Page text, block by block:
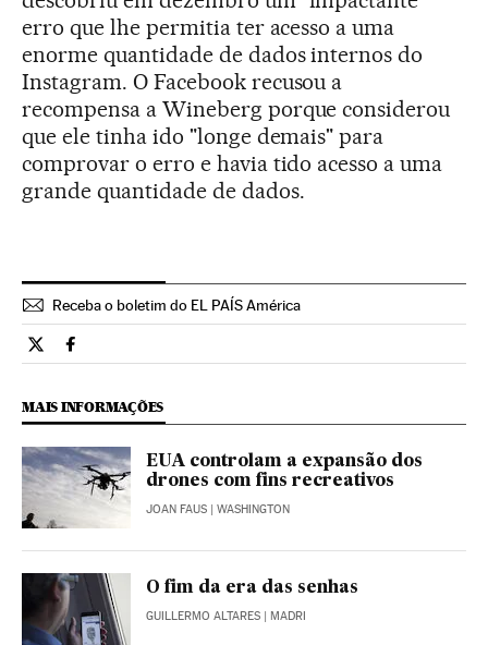
erro que lhe permitia ter acesso a uma
enorme quantidade de dados internos do
Instagram. O Facebook recusou a
recompensa a Wineberg porque considerou
que ele tinha ido "longe demais" para
comprovar o erro e havia tido acesso a uma
grande quantidade de dados.
Receba o boletim do EL PAÍS América
Tecnologia El País Brasil en Twitter
Tecnologia El País Brasil en Facebook
MAIS INFORMAÇÕES
EUA controlam a expansão dos
drones com fins recreativos
JOAN FAUS | WASHINGTON
O fim da era das senhas
GUILLERMO ALTARES | MADRI